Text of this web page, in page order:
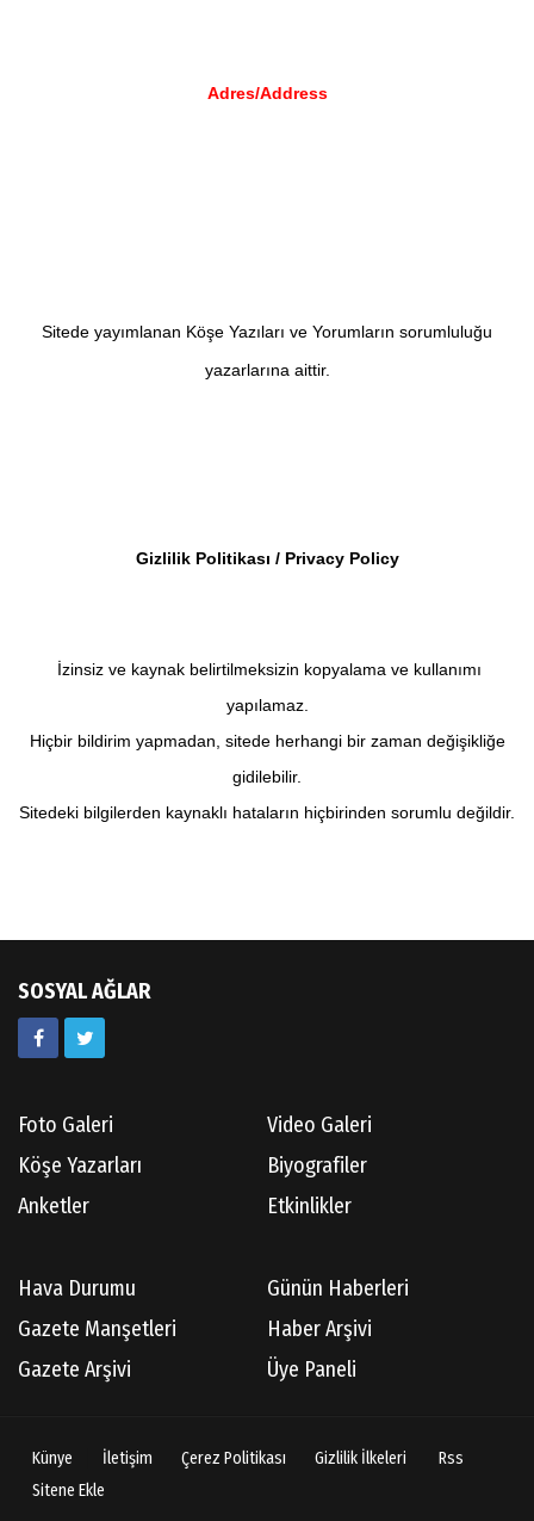
Adres/Address
Sitede yayımlanan Köşe Yazıları ve Yorumların sorumluluğu
yazarlarına aittir.
Gizlilik Politikası / Privacy Policy
İzinsiz ve kaynak belirtilmeksizin kopyalama ve kullanımı
yapılamaz.
Hiçbir bildirim yapmadan, sitede herhangi bir zaman değişikliğe
gidilebilir.
Sitedeki bilgilerden kaynaklı hataların hiçbirinden sorumlu değildir.
SOSYAL AĞLAR
Foto Galeri
Video Galeri
Köşe Yazarları
Biyografiler
Anketler
Etkinlikler
Hava Durumu
Günün Haberleri
Gazete Manşetleri
Haber Arşivi
Gazete Arşivi
Üye Paneli
Künye İletişim Çerez Politikası Gizlilik İlkeleri
Rss
Sitene Ekle